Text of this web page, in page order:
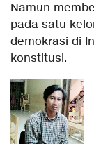
Namun
pada satu
demokrasi di
konstitusi.